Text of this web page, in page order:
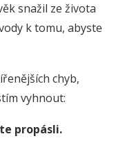
snažil ze života
k tomu, abyste
chyb,
vyhnout:
propásli.